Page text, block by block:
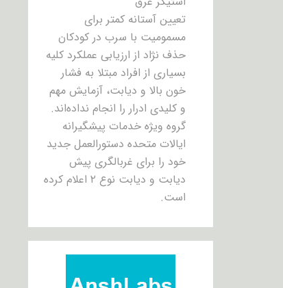
تعیین آستانه کمتر برای
مسمومیت با سرب در کودکان
حذف نژاد از ارزیابی عملکرد کلیه
بسیاری از افراد مبتلا به فشار
خون بالا و دیابت، آزمایش مهم
و کلیدی ادرار را انجام نداده‌اند.
گروه ویژه خدمات پیشگیرانه
ایالات متحده دستورالعمل جدید
خود را برای غربالگری پیش
دیابت و دیابت نوع ۲ اعلام کرده
است.